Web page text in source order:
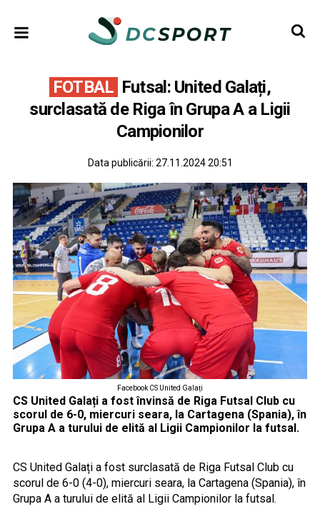
FOTBAL Futsal: United Galați,
surclasată de Riga în Grupa A a Ligii
Campionilor
Data publicării: 27.11.2024 20:51
Facebook CS United Galați
CS United Galați a fost învinsă de Riga Futsal Club cu
scorul de 6-0, miercuri seara, la Cartagena (Spania), în
Grupa A a turului de elită al Ligii Campionilor la futsal.
CS United Galați a fost surclasată de Riga Futsal Club cu
scorul de 6-0 (4-0), miercuri seara, la Cartagena (Spania), în
Grupa A a turului de elită al Ligii Campionilor la futsal.